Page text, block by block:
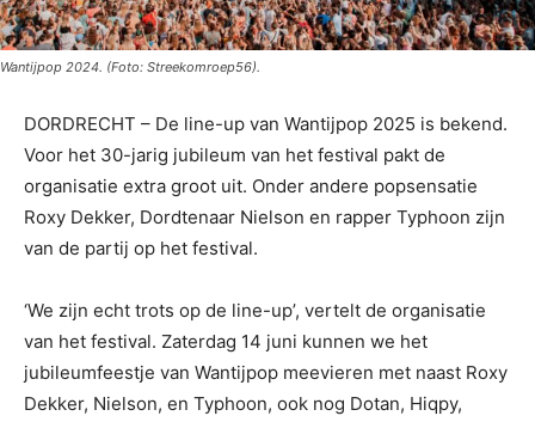
Wantijpop 2024. (Foto: Streekomroep56).
DORDRECHT – De line-up van Wantijpop 2025 is bekend.
Voor het 30-jarig jubileum van het festival pakt de
organisatie extra groot uit. Onder andere popsensatie
Roxy Dekker, Dordtenaar Nielson en rapper Typhoon zijn
van de partij op het festival.
‘We zijn echt trots op de line-up’, vertelt de organisatie
van het festival. Zaterdag 14 juni kunnen we het
jubileumfeestje van Wantijpop meevieren met naast Roxy
Dekker, Nielson, en Typhoon, ook nog Dotan, Hiqpy,